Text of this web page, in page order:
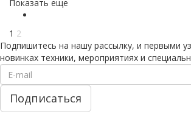
Показать еще
1 2
Подпишитесь на нашу рассылку, и первыми
новинках техники, мероприятиях и